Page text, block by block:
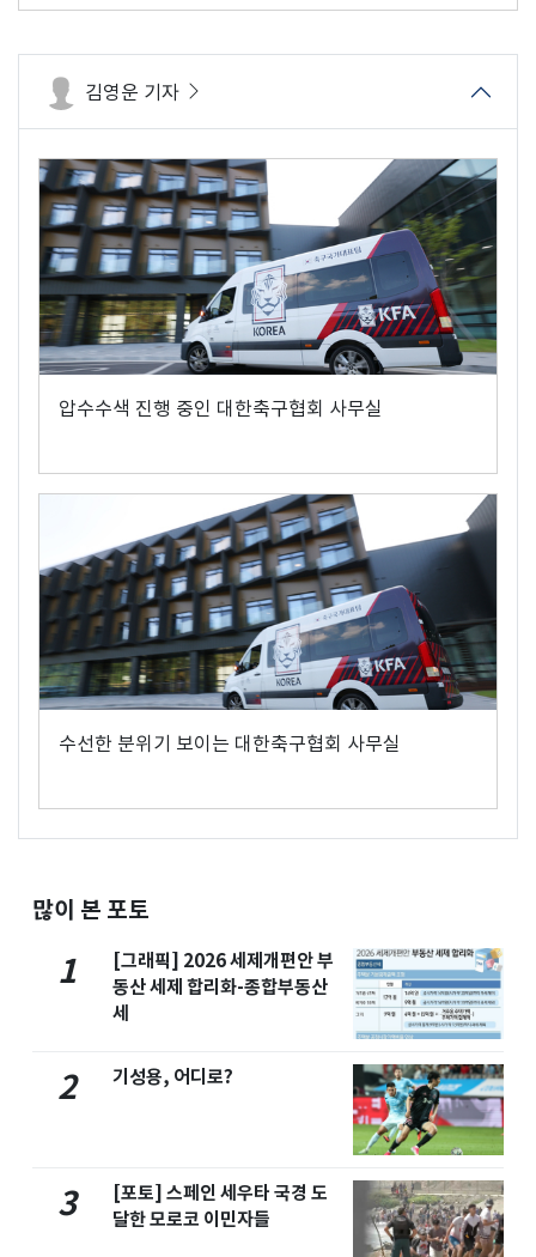
김영운 기자
압수수색 진행 중인 대한축구협회 사무실
수선한 분위기 보이는 대한축구협회 사무실
많이 본 포토
1
[그래픽] 2026 세제개편안 부
동산 세제 합리화-종합부동산
세
2 기성용, 어디로?
3
[포토] 스페인 세우타 국경 도
달한 모로코 이민자들